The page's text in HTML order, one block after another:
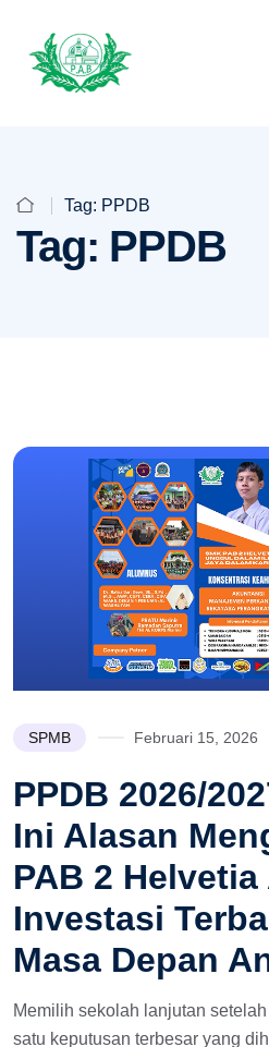
Tag: PPDB
Tag: PPDB
SPMB Februari 15, 2026
PPDB 2026/
Ini Alasan
PAB 2
Investasi
Masa Depan
Memilih sekolah lanjutan
satu keputusan terbesar yang